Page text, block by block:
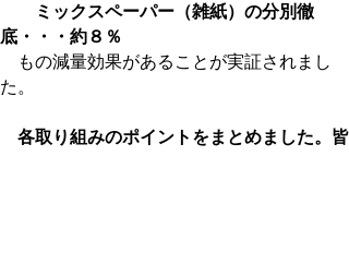
ミックスペーパー（雑紙）の分別徹
底・・・約８％
もの減量効果があることが実証されまし
た。
各取り組みのポイントをまとめました。皆